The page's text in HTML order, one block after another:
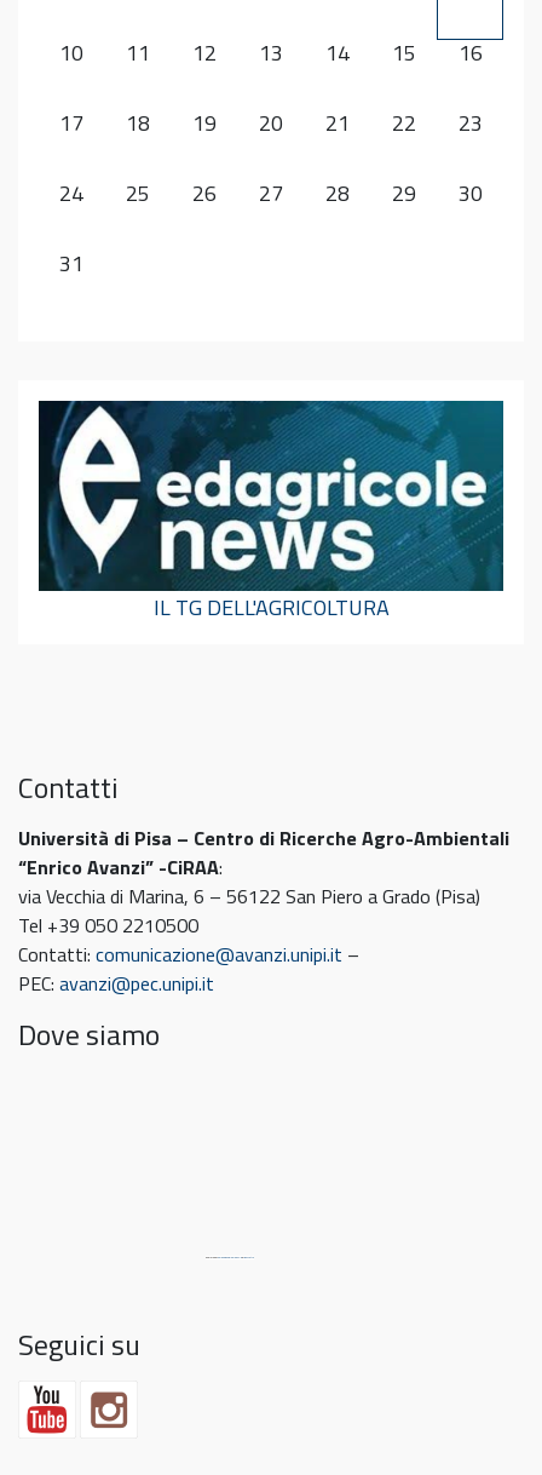
10 11 12 13 14 15 16
17 18 19 20 21 22 23
24 25 26 27 28 29 30
31
IL TG DELL'AGRICOLTURA
Contatti
Università di Pisa – Centro di Ricerche Agro-Ambientali
“Enrico Avanzi” -CiRAA:
via Vecchia di Marina, 6 – 56122 San Piero a Grado (Pisa)
Tel +39 050 2210500
Contatti: comunicazione@avanzi.unipi.it –
PEC: avanzi@pec.unipi.it
Dove siamo
Powered byembedgooglemaps DE&link Match
Seguici su